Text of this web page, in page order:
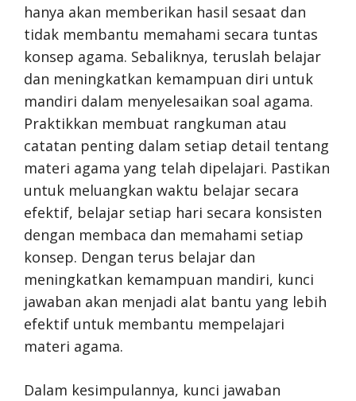
hanya akan memberikan hasil sesaat dan
tidak membantu memahami secara tuntas
konsep agama. Sebaliknya, teruslah belajar
dan meningkatkan kemampuan diri untuk
mandiri dalam menyelesaikan soal agama.
Praktikkan membuat rangkuman atau
catatan penting dalam setiap detail tentang
materi agama yang telah dipelajari. Pastikan
untuk meluangkan waktu belajar secara
efektif, belajar setiap hari secara konsisten
dengan membaca dan memahami setiap
konsep. Dengan terus belajar dan
meningkatkan kemampuan mandiri, kunci
jawaban akan menjadi alat bantu yang lebih
efektif untuk membantu mempelajari
materi agama.
Dalam kesimpulannya, kunci jawaban